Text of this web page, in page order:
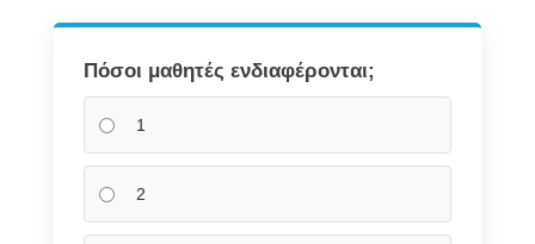
Πόσοι μαθητές ενδιαφέρονται;
1
2